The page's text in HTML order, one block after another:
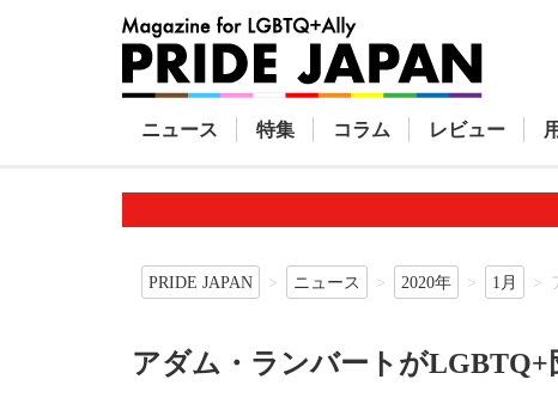
ニュース 特集 コラム レビュー
PRIDE JAPAN ニュース 2020年 1月
アダム・ランバートが